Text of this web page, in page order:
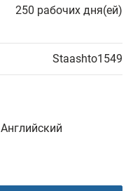
250 рабочих дня(ей)
Staashto1549
Английский